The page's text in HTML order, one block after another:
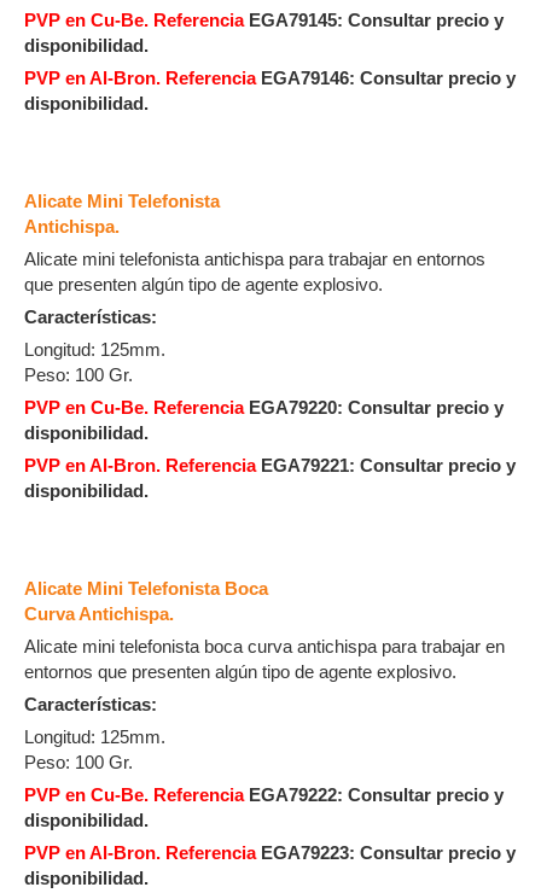
PVP en Cu-Be. ReferenciaEGA79145: Consultar precio y
disponibilidad.
PVP en Al-Bron. ReferenciaEGA79146: Consultar precio y
disponibilidad.
Alicate Mini Telefonista
Antichispa.
Alicate mini telefonista antichispa para trabajar en entornos
que presenten algún tipo de agente explosivo.
Características:
Longitud: 125mm.
Peso: 100 Gr.
PVP en Cu-Be. ReferenciaEGA79220: Consultar precio y
disponibilidad.
PVP en Al-Bron. ReferenciaEGA79221: Consultar precio y
disponibilidad.
Alicate Mini Telefonista Boca
Curva Antichispa.
Alicate mini telefonista boca curva antichispa para trabajar en
entornos que presenten algún tipo de agente explosivo.
Características:
Longitud: 125mm.
Peso: 100 Gr.
PVP en Cu-Be. ReferenciaEGA79222: Consultar precio y
disponibilidad.
PVP en Al-Bron. ReferenciaEGA79223: Consultar precio y
disponibilidad.